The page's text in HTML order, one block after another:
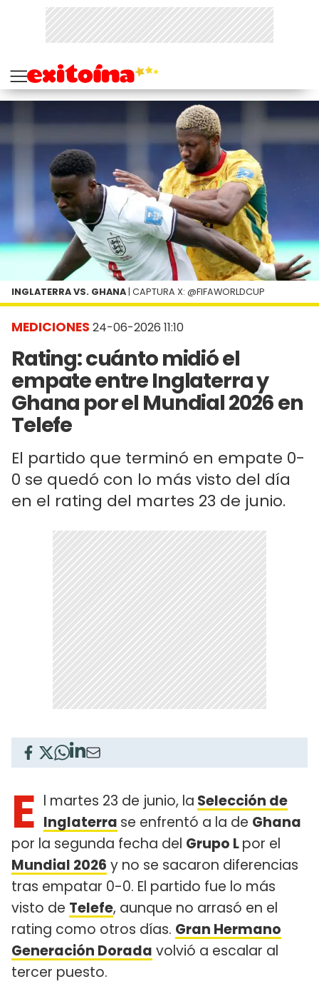
MEDICIONES 24-06-2026 11:10
Rating: cuánto midió el
empate entre Inglaterra y
Ghana por el Mundial 2026 en
Telefe
El partido que terminó en empate 0-
0 se quedó con lo más visto del día
en el rating del martes 23 de junio.
INGLATERRA VS. GHANA | CAPTURA X: @FIFAWORLDCUP
E l martes 23 de junio, la Selección de
Inglaterra se enfrentó a la de Ghana
por la segunda fecha del Grupo Lpor el
Mundial 2026 y no se sacaron diferencias
tras empatar 0-0. El partido fue lo más
visto de Telefe, aunque no arrasó en el
rating como otros días. Gran Hermano
Generación Dorada volvió a escalar al
tercer puesto.